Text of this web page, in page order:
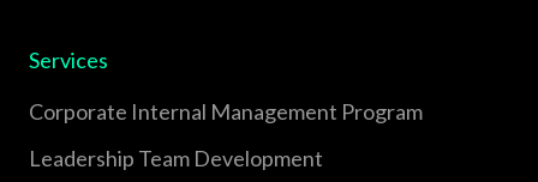
Services
Corporate Internal Management Program
Leadership Team Development